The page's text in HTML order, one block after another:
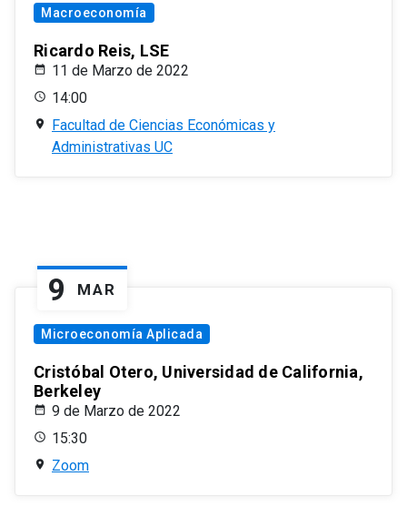
Macroeconomía
Ricardo Reis, LSE
11 de Marzo de 2022
14:00
Facultad de Ciencias Económicas y
Administrativas UC
9 MAR
Microeconomía Aplicada
Cristóbal Otero, Universidad de California,
Berkeley
9 de Marzo de 2022
15:30
Zoom